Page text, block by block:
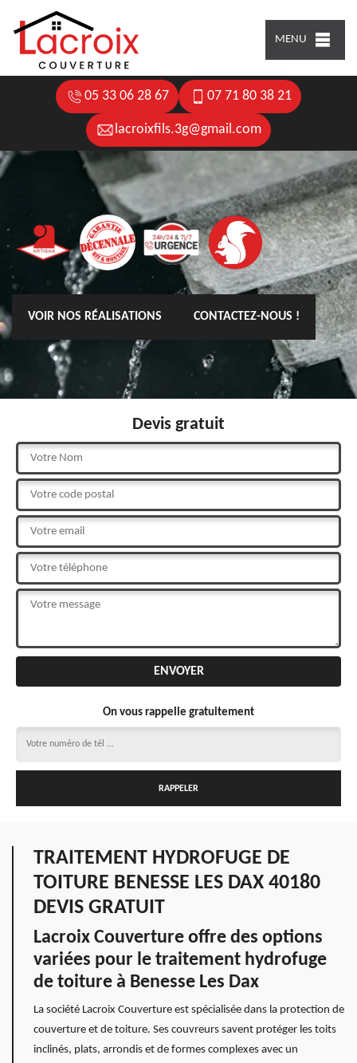
MENU
05 33 06 28 67 07 71 80 38 21
lacroixfils.3g@gmail.com
VOIR NOS RÉALISATIONS CONTACTEZ-NOUS !
Devis gratuit
On vous rappelle gratuitement
TRAITEMENT HYDROFUGE DE
TOITURE BENESSE LES DAX 40180
DEVIS GRATUIT
Lacroix Couverture offre des options
variées pour le traitement hydrofuge
de toiture à Benesse Les Dax
La société Lacroix Couverture est spécialisée dans la protection de
couverture et de toiture. Ses couvreurs savent protéger les toits
inclinés, plats, arrondis et de formes complexes avec un